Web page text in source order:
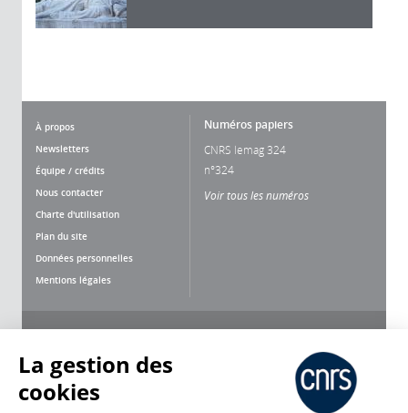
À propos
Newsletters
Équipe / crédits
Nous contacter
Charte d'utilisation
Plan du site
Données personnelles
Mentions légales
Numéros papiers
CNRS lemag 324
n°324
Voir tous les numéros
La gestion des
cookies